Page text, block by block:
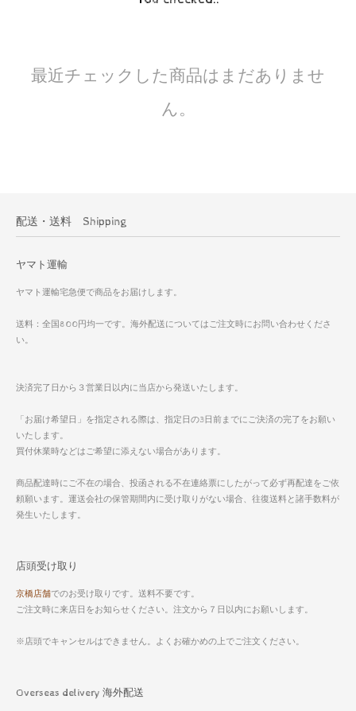
最近チェックした商品はまだありませ
ん。
配送・送料 Shipping
ヤマト運輸
ヤマト運輸宅急便で商品をお届けします。
送料：全国800円均一です。海外配送についてはご注文時にお問い合わせくださ
い。
決済完了日から３営業日以内に当店から発送いたします。
「お届け希望日」を指定される際は、指定日の3日前までにご決済の完了をお願い
いたします。
買付休業時などはご希望に添えない場合があります。
商品配達時にご不在の場合、投函される不在連絡票にしたがって必ず再配達をご依
頼願います。運送会社の保管期間内に受け取りがない場合、往復送料と諸手数料が
発生いたします。
店頭受け取り
京橋店舗でのお受け取りです。送料不要です。
ご注文時に来店日をお知らせください。注文から７日以内にお願いします。
※店頭でキャンセルはできません。よくお確かめの上でご注文ください。
Overseas delivery 海外配送